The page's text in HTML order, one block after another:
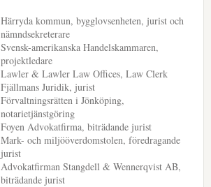
Härryda kommun, bygglovsenheten, jurist och
nämndsekreterare
Svensk-amerikanska Handelskammaren,
projektledare
Lawler & Lawler Law Offices, Law Clerk
Fjällmans Juridik, jurist
Förvaltningsrätten i Jönköping,
notarietjänstgöring
Foyen Advokatfirma, biträdande jurist
Mark- och miljööverdomstolen, föredragande
jurist
Advokatfirman Stangdell & Wennerqvist AB,
biträdande jurist